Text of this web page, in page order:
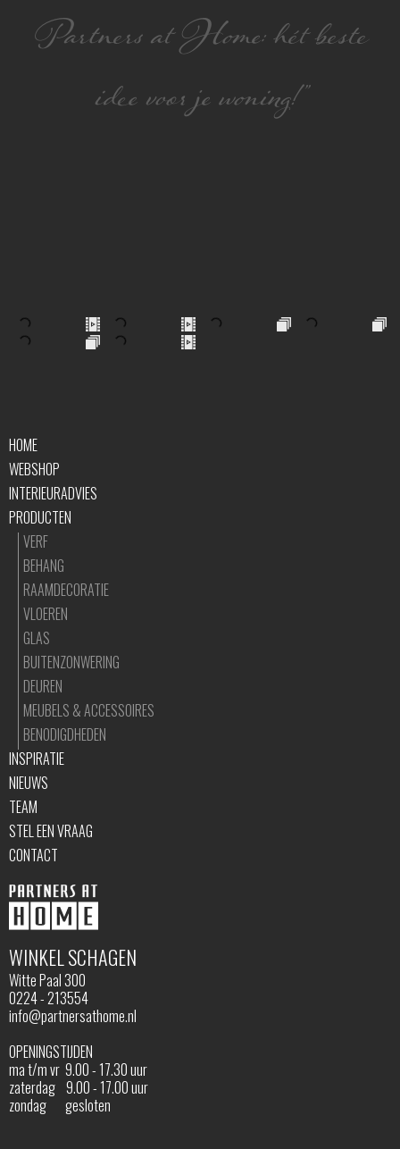
Partners at Home: hét beste
idee voor je woning!”
WINKEL SCHAGEN
Witte Paal 300
0224 - 213554
info@partnersathome.nl
OPENINGSTIJDEN
ma t/m vr 9.00 - 17.30 uur
zaterdag 9.00 - 17.00 uur
zondag gesloten
HOME
WEBSHOP
INTERIEURADVIES
PRODUCTEN
VERF
BEHANG
RAAMDECORATIE
VLOEREN
GLAS
BUITENZONWERING
DEUREN
MEUBELS & ACCESSOIRES
BENODIGDHEDEN
INSPIRATIE
NIEUWS
TEAM
STEL EEN VRAAG
CONTACT